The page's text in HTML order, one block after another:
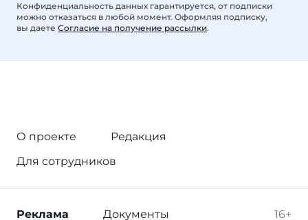
Конфиденциальность данных гарантируется, от подписки
можно отказаться в любой момент. Оформляя подписку,
вы даете Согласие на получение рассылки.
О проекте
Редакция
Для сотрудников
16+
Реклама Документы